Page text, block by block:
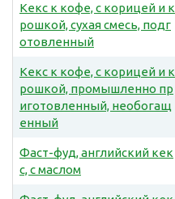
Кекс к кофе, с корицей и к
рошкой, сухая смесь, подг
отовленный
Кекс к кофе, с корицей и к
рошкой, промышленно пр
иготовленный, необогащ
енный
Фаст-фуд, английский кек
с, с маслом